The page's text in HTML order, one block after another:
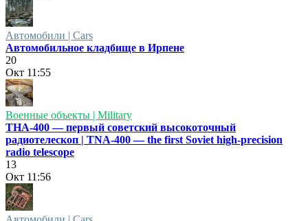
Автомобили | Cars
Автомобильное кладбище в Ирпене
20
Окт 11:55
Военные объекты | Military
ТНА-400 — первый советский высокоточный
радиотелескоп | TNA-400 — the first Soviet high-precision
radio telescope
13
Окт 11:56